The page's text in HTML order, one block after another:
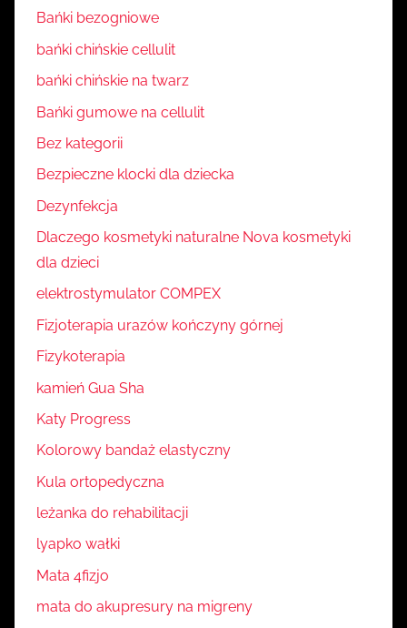
Bańki bezogniowe
bańki chińskie cellulit
bańki chińskie na twarz
Bańki gumowe na cellulit
Bez kategorii
Bezpieczne klocki dla dziecka
Dezynfekcja
Dlaczego kosmetyki naturalne Nova kosmetyki
dla dzieci
elektrostymulator COMPEX
Fizjoterapia urazów kończyny górnej
Fizykoterapia
kamień Gua Sha
Katy Progress
Kolorowy bandaż elastyczny
Kula ortopedyczna
leżanka do rehabilitacji
lyapko wałki
Mata 4fizjo
mata do akupresury na migreny